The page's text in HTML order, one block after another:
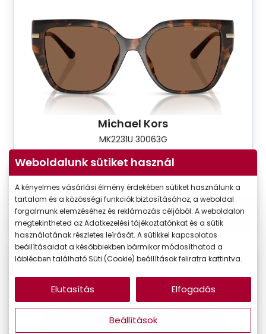
Michael Kors
MK2231U 30063G
Készleten
Ár: 51.790 Ft
Kosárba
VIRTUÁLIS
Weboldalunk sütiket használ
A kényelmes vásárlási élmény érdekében sütiket használunk a
tartalom és a közösségi funkciók biztosításához, a weboldal
forgalmunk elemzéséhez és reklámozás céljából. A weboldalon
megtekintheted az Adatkezelési tájékoztatónkat és a sütik
használatának részletes leírását. A sütikkel kapcsolatos
beállításaidat a későbbiekben bármikor módosíthatod a
láblécben található Süti (Cookie) beállítások feliratra kattintva.
Beállítások
Elutasítás Elfogadás